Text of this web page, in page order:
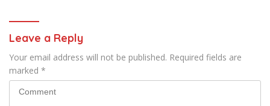
Leave a Reply
Your email address will not be published. Required fields are
marked *